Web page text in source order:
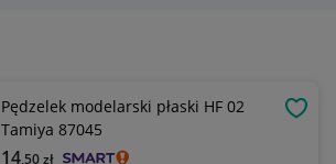
Pędzelek modelarski płaski HF 02
Tamiya 87045
14,50zł